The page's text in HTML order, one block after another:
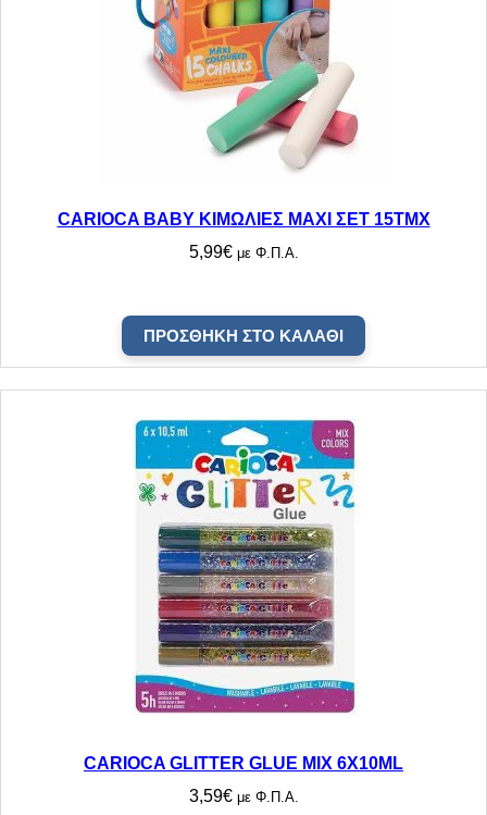
CARIOCA BABY ΚΙΜΩΛΙΕΣ MAXI ΣΕΤ 15ΤΜΧ
5,99€ με Φ.Π.Α.
ΠΡΟΣΘΉΚΗ ΣΤΟ ΚΑΛΆΘΙ
CARIOCA GLITTER GLUE MIX 6X10ML
3,59€ με Φ.Π.Α.